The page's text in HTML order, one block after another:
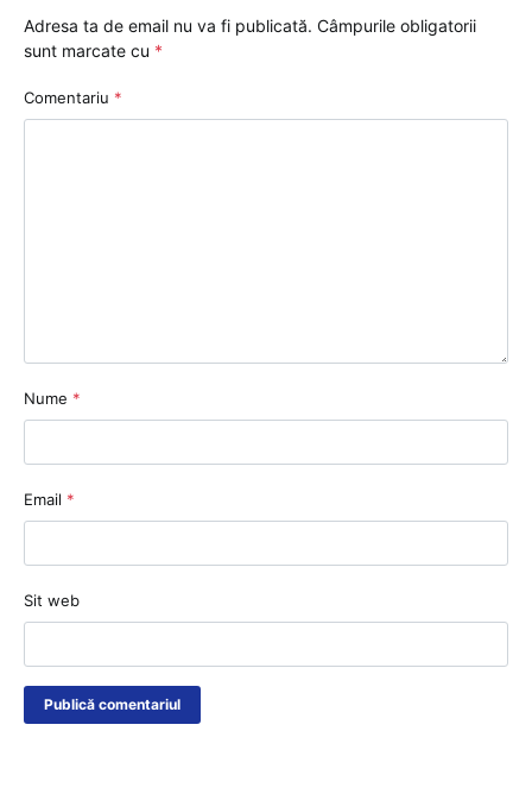
Adresa ta de email nu va fi publicată. Câmpurile obligatorii
sunt marcate cu *
Comentariu *
Nume *
Email *
Sit web